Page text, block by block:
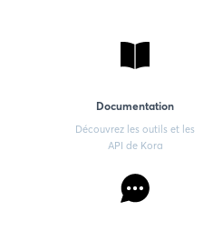
Documentation
Découvrez les outils et les
API de Kora